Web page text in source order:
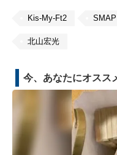
Kis-My-Ft2 SMAP
北山宏光
今、あなたにオスス